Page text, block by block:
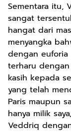
Sementara itu,
sangat
hangat dari
menyangka
dengan euforia
terharu
kasih kepada
yang telah
Paris maupun
hanya milik
Veddriq